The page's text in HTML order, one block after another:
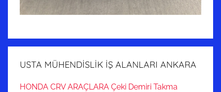
USTA MÜHENDİSLİK İŞ ALANLARI ANKARA
HONDA CRV ARAÇLARA Çeki Demiri Takma